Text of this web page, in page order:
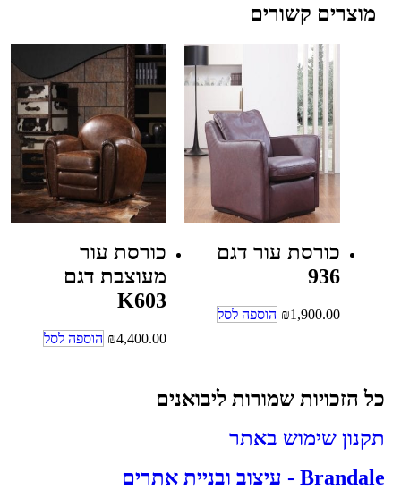
מוצרים קשורים
כורסת עור דגם
936
₪ 1,900.00 הוספה לסל
כורסת עור
מעוצבת דגם
K603
₪4,400.00 הוספה לסל
כל הזכויות שמורות ליבואנים
תקנון שימוש באתר
Brandale - עיצוב ובניית אתרים